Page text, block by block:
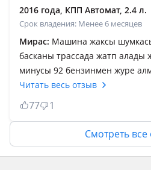
2016 года, КПП Автомат, 2.4 л.
Срок владения: Менее 6 месяцев
Мирас: Машина жаксы
басканы трассада жатп
минусы 92 бензинмен журе
жанып кетеди только 95пен
матор га дурыс кымбат май
акша журу керек gdi матор
машина камфорт жаксы бассан
нинди устаи беред бракта
коип коиу керек сырты бари
Читать весь отзыв
77 1
Смотреть